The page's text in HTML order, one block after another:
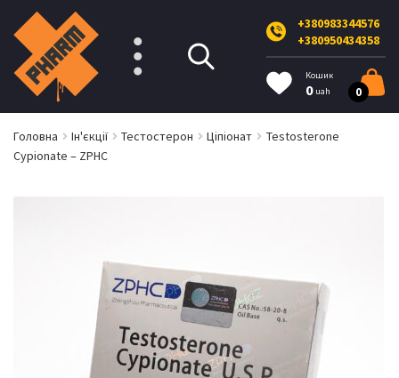
+380983344576
+380950434358
Кошик
0 uah 0
Головна Ін'єкції Тестостерон Ціпіонат
Testosterone
Cypionate – ZPHC